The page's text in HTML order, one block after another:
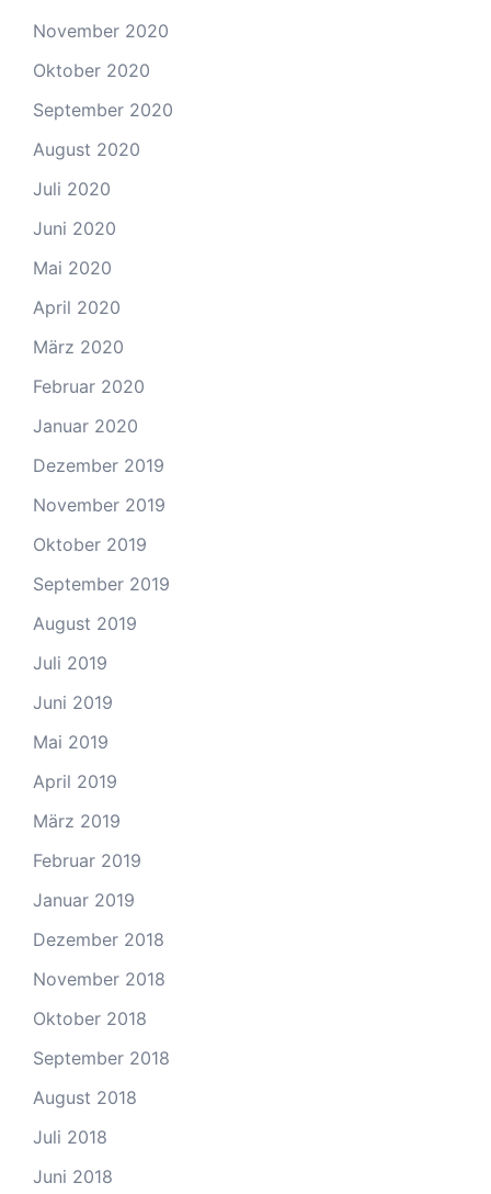
November 2020
Oktober 2020
September 2020
August 2020
Juli 2020
Juni 2020
Mai 2020
April 2020
März 2020
Februar 2020
Januar 2020
Dezember 2019
November 2019
Oktober 2019
September 2019
August 2019
Juli 2019
Juni 2019
Mai 2019
April 2019
März 2019
Februar 2019
Januar 2019
Dezember 2018
November 2018
Oktober 2018
September 2018
August 2018
Juli 2018
Juni 2018